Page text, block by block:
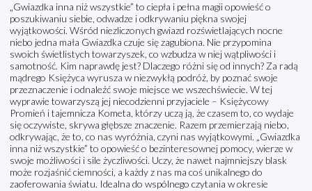
„Gwiazdka inna niż wszystkie” to ciepła i pełna magii opowieść o
poszukiwaniu siebie, odwadze i odkrywaniu piękna swojej
wyjątkowości. Wśród niezliczonych gwiazd rozświetlających nocne
niebo jedna mała Gwiazdka czuje się zagubiona. Nie przypomina
swoich świetlistych towarzyszek, co wzbudza w niej wątpliwości i
samotność. Kim naprawdę jest? Dlaczego różni się od innych? Za radą
mądrego Księżyca wyrusza w niezwykłą podróż, by poznać swoje
przeznaczenie i odnaleźć swoje miejsce we wszechświecie. W tej
wyprawie towarzyszą jej niecodzienni przyjaciele – Księżycowy
Promień i tajemnicza Kometa, którzy uczą ją, że czasem to, co wydaje
się oczywiste, skrywa głębsze znaczenie. Razem przemierzają niebo,
odkrywając, że to, co nas wyróżnia, czyni nas wyjątkowymi. „Gwiazdka
inna niż wszystkie” to opowieść o bezinteresownej pomocy, wierze w
swoje możliwości i sile życzliwości. Uczy, że nawet najmniejszy blask
może rozjaśnić ciemności, a każdy z nas ma coś unikalnego do
zaoferowania światu. Idealna do wspólnego czytania w okresie